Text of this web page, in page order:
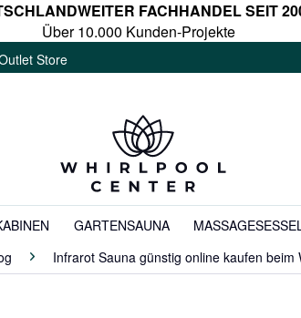
FACHHANDEL SEIT
Über 10.000 Kunden-Projekte
Store
GARTENSAUNA
Infrarot Sauna günstig online kaufen beim